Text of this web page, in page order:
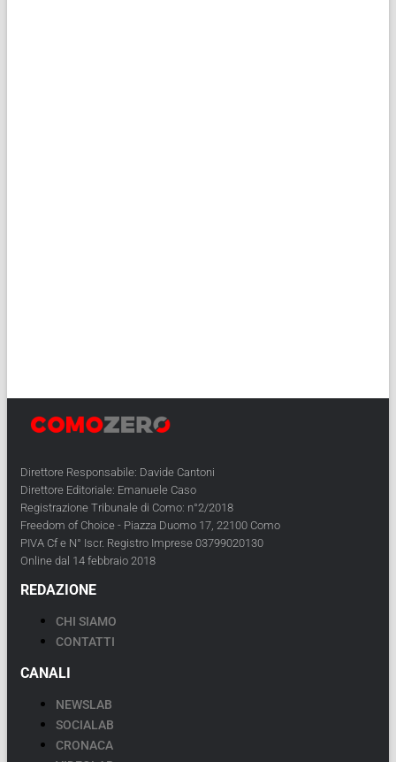
Direttore Responsabile: Davide Cantoni
Direttore Editoriale: Emanuele Caso
Registrazione Tribunale di Como: n°2/2018
Freedom of Choice - Piazza Duomo 17, 22100 Como
PIVA Cf e N° Iscr. Registro Imprese 03799020130
Online dal 14 febbraio 2018
REDAZIONE
CHI SIAMO
CONTATTI
CANALI
NEWSLAB
SOCIALAB
CRONACA